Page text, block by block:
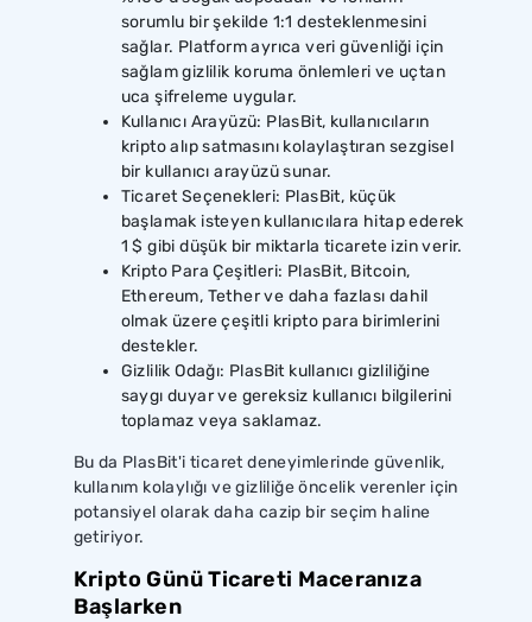
sorumlu bir şekilde 1:1 desteklenmesini
sağlar. Platform ayrıca veri güvenliği için
sağlam gizlilik koruma önlemleri ve uçtan
uca şifreleme uygular.
Kullanıcı Arayüzü: PlasBit, kullanıcıların
kripto alıp satmasını kolaylaştıran sezgisel
bir kullanıcı arayüzü sunar.
Ticaret Seçenekleri: PlasBit, küçük
başlamak isteyen kullanıcılara hitap ederek
1 $ gibi düşük bir miktarla ticarete izin verir.
Kripto Para Çeşitleri: PlasBit, Bitcoin,
Ethereum, Tether ve daha fazlası dahil
olmak üzere çeşitli kripto para birimlerini
destekler.
Gizlilik Odağı: PlasBit kullanıcı gizliliğine
saygı duyar ve gereksiz kullanıcı bilgilerini
toplamaz veya saklamaz.
Bu da PlasBit'i ticaret deneyimlerinde güvenlik,
kullanım kolaylığı ve gizliliğe öncelik verenler için
potansiyel olarak daha cazip bir seçim haline
getiriyor.
Kripto Günü Ticareti Maceranıza
Başlarken